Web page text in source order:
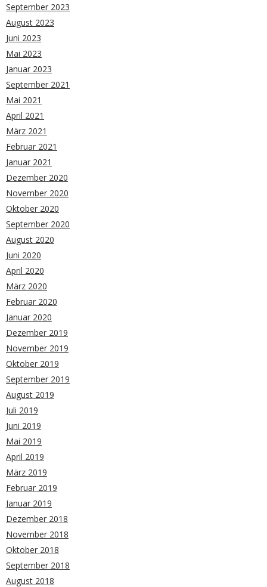
September 2023
August 2023
Juni 2023
Mai 2023
Januar 2023
September 2021
Mai 2021
April 2021
März 2021
Februar 2021
Januar 2021
Dezember 2020
November 2020
Oktober 2020
September 2020
August 2020
Juni 2020
April 2020
März 2020
Februar 2020
Januar 2020
Dezember 2019
November 2019
Oktober 2019
September 2019
August 2019
Juli 2019
Juni 2019
Mai 2019
April 2019
März 2019
Februar 2019
Januar 2019
Dezember 2018
November 2018
Oktober 2018
September 2018
August 2018